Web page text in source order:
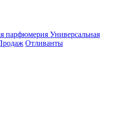
парфюмерия Универсальная
Отливанты